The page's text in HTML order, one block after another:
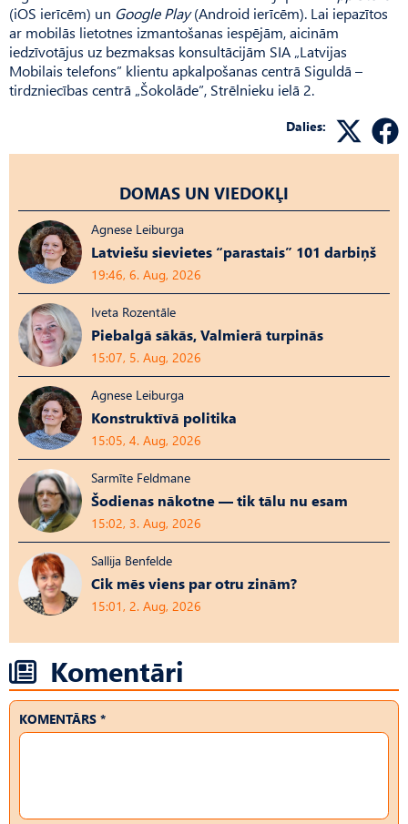
(iOS ierīcēm) un Google Play(Android ierīcēm). Lai iepazītos
ar mobilās lietotnes izmantošanas iespējām, aicinām
iedzīvotājus uz bezmaksas konsultācijām SIA „Latvijas
Mobilais telefons” klientu apkalpošanas centrā Siguldā –
tirdzniecības centrā „Šokolāde”, Strēlnieku ielā 2.
Dalies:
DOMAS UN VIEDOKĻI
Agnese Leiburga
Latviešu sievietes “parastais” 101 darbiņš
19:46, 6. Aug, 2026
Iveta Rozentāle
Piebalgā sākās, Valmierā turpinās
15:07, 5. Aug, 2026
Agnese Leiburga
Konstruktīvā politika
15:05, 4. Aug, 2026
Sarmīte Feldmane
Šodienas nākotne — tik tālu nu esam
15:02, 3. Aug, 2026
Sallija Benfelde
Cik mēs viens par otru zinām?
15:01, 2. Aug, 2026
Komentāri
KOMENTĀRS *